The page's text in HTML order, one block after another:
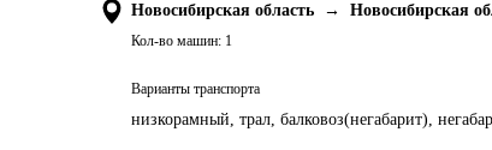
Новосибирская область → Новосибирская
Кол-во машин: 1
Варианты транспорта
низкорамный, трал, балковоз(негабарит),